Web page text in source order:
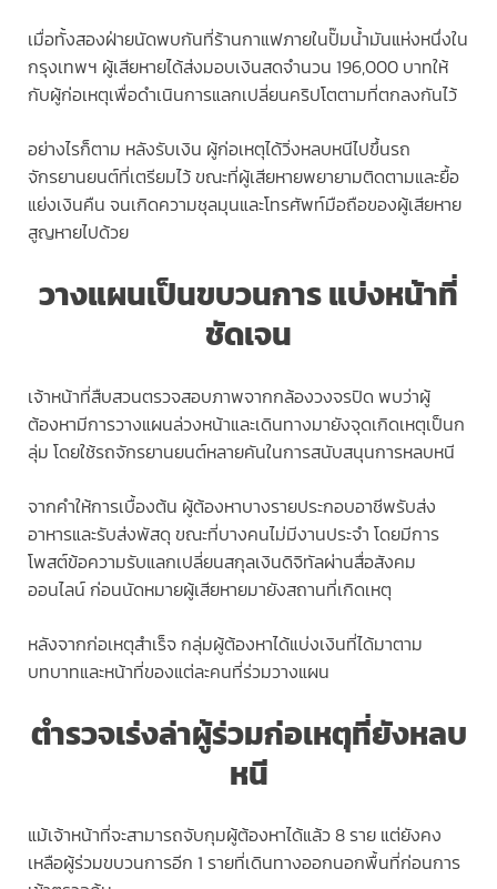
เมื่อทั้งสองฝ่ายนัดพบกันที่ร้านกาแฟภายในปั๊มน้ำมันแห่งหนึ่งใน
กรุงเทพฯ ผู้เสียหายได้ส่งมอบเงินสดจำนวน 196,000 บาทให้
กับผู้ก่อเหตุเพื่อดำเนินการแลกเปลี่ยนคริปโตตามที่ตกลงกันไว้
อย่างไรก็ตาม หลังรับเงิน ผู้ก่อเหตุได้วิ่งหลบหนีไปขึ้นรถ
จักรยานยนต์ที่เตรียมไว้ ขณะที่ผู้เสียหายพยายามติดตามและยื้อ
แย่งเงินคืน จนเกิดความชุลมุนและโทรศัพท์มือถือของผู้เสียหาย
สูญหายไปด้วย
วางแผนเป็นขบวนการ แบ่งหน้าที่
ชัดเจน
เจ้าหน้าที่สืบสวนตรวจสอบภาพจากกล้องวงจรปิด พบว่าผู้
ต้องหามีการวางแผนล่วงหน้าและเดินทางมายังจุดเกิดเหตุเป็นก
ลุ่ม โดยใช้รถจักรยานยนต์หลายคันในการสนับสนุนการหลบหนี
จากคำให้การเบื้องต้น ผู้ต้องหาบางรายประกอบอาชีพรับส่ง
อาหารและรับส่งพัสดุ ขณะที่บางคนไม่มีงานประจำ โดยมีการ
โพสต์ข้อความรับแลกเปลี่ยนสกุลเงินดิจิทัลผ่านสื่อสังคม
ออนไลน์ ก่อนนัดหมายผู้เสียหายมายังสถานที่เกิดเหตุ
หลังจากก่อเหตุสำเร็จ กลุ่มผู้ต้องหาได้แบ่งเงินที่ได้มาตาม
บทบาทและหน้าที่ของแต่ละคนที่ร่วมวางแผน
ตำรวจเร่งล่าผู้ร่วมก่อเหตุที่ยังหลบ
หนี
แม้เจ้าหน้าที่จะสามารถจับกุมผู้ต้องหาได้แล้ว 8 ราย แต่ยังคง
เหลือผู้ร่วมขบวนการอีก 1 รายที่เดินทางออกนอกพื้นที่ก่อนการ